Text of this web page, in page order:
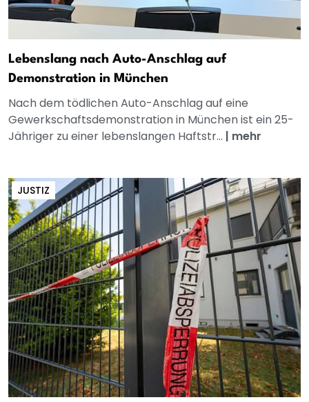
Lebenslang nach Auto-Anschlag auf
Demonstration in München
Nach dem tödlichen Auto-Anschlag auf eine
Gewerkschaftsdemonstration in München ist ein 25-
Jähriger zu einer lebenslangen Haftstr... | mehr
JUSTIZ